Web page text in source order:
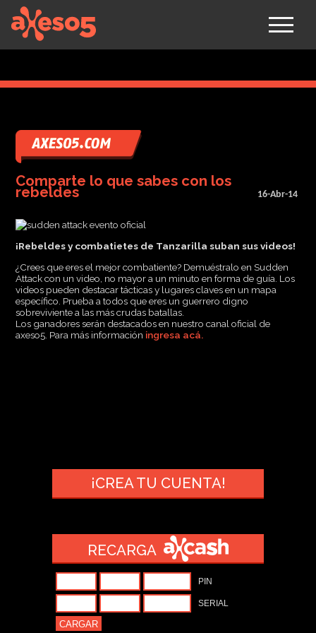
axeso5
Comparte lo que sabes con los
rebeldes 16-Abr-14
¡Rebeldes y combatietes de Tanzarilla suban sus videos!
¿Crees que eres el mejor combatiente? Demuéstralo en Sudden
Attack con un video, no mayor a un minuto en forma de guía. Los
videos pueden destacar tácticas y lugares claves en un mapa
específico. Prueba a todos que eres un guerrero digno
sobreviviente a las más crudas batallas.
Los ganadores serán destacados en nuestro canal oficial de
axeso5. Para más información ingresa acá.
¡CREA TU CUENTA!
RECARGA